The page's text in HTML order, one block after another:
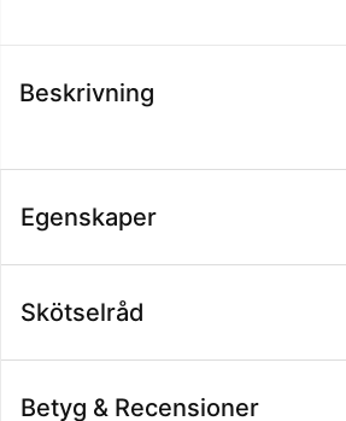
Beskrivning
Egenskaper
Skötselråd
Betyg & Recensioner